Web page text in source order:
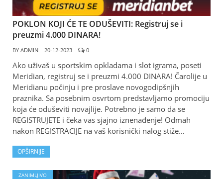
POKLON KOJI ĆE TE ODUŠEVITI: Registruj se i
preuzmi 4.000 DINARA!
BY ADMIN 20-12-2023 0
Ako uživaš u sportskim opkladama i slot igrama, poseti
Meridian, registruj se i preuzmi 4.000 DINARA! Čarolije u
Meridianu počinju i pre proslave novogodipšnjih
praznika. Sa posebnim osvrtom predstavljamo promociju
koja će oduševiti novajlije. Potrebno je samo da se
REGISTRUJETE i čeka vas sjajno iznenađenje! Odmah
nakon REGISTRACIJE na vaš korisnički nalog stiže…
OPŠIRNIJE
ZANIMLJIVO